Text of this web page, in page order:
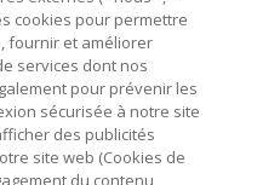
cookies pour permettre
fournir et améliorer
services dont nos
pour prévenir les
sécurisée à notre site
des publicités
site web (Cookies de
du contenu